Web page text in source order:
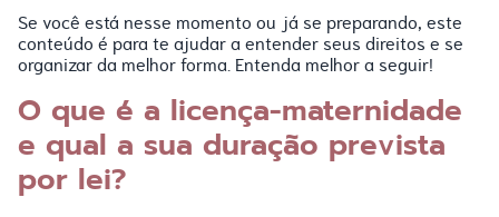
Se você está nesse momento ou já se preparando, este
conteúdo é para te ajudar a entender seus direitos e se
organizar da melhor forma. Entenda melhor a seguir!
O que é a licença-maternidade
e qual a sua duração prevista
por lei?